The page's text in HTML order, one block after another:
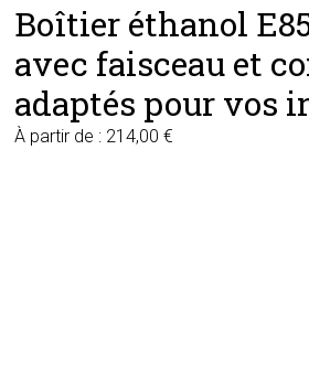
Boîtier éthanol
avec faisceau et
adaptés pour vos
À partir de : 214,00€